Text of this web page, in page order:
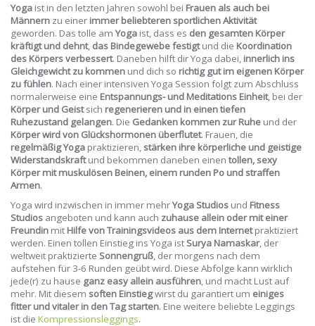
Yoga ist in den letzten Jahren sowohl bei Frauen als auch bei
Männern zu einer immer beliebteren sportlichen Aktivität
geworden. Das tolle amYoga ist, dass es den gesamten Körper
kräftigt und dehnt, das Bindegewebe festigtund die Koordination
des Körpers verbessert. Daneben hilft dir Yoga dabei, innerlich ins
Gleichgewicht zu kommen und dich so richtig gut im eigenen Körper
zu fühlen. Nach einer intensiven Yoga Session folgt zum Abschluss
normalerweise eine Entspannungs- und Meditations Einheit, bei der
Körper und Geistsich regenerieren und in einen tiefen
Ruhezustand gelangen. Die Gedanken kommen zur Ruhe und der
Körper wird von Glückshormonen überflutet. Frauen, die
regelmäßig Yoga praktizieren, stärken ihre körperliche und geistige
Widerstandskraftund bekommen daneben einen tollen, sexy
Körper mit muskulösen Beinen, einem runden Po und straffen
Armen.
Yoga wird inzwischen in immer mehrYoga Studios und Fitness
Studios angeboten und kann auch zuhause allein oder mit einer
Freundin mit Hilfe von Trainingsvideos aus dem Internetpraktiziert
werden. Einen tollen Einstieg ins Yoga ist Surya Namaskar, der
weltweit praktizierte Sonnengruß, der morgens nach dem
aufstehen für 3-6 Runden geübt wird. Diese Abfolge kann wirklich
jede(r) zu hause ganz easy allein ausführen, und macht Lust auf
mehr. Mit diesem soften Einstiegwirst du garantiert um einiges
fitter und vitaler in den Tag starten. Eine weitere beliebte Leggings
ist die Kompressionsleggings.